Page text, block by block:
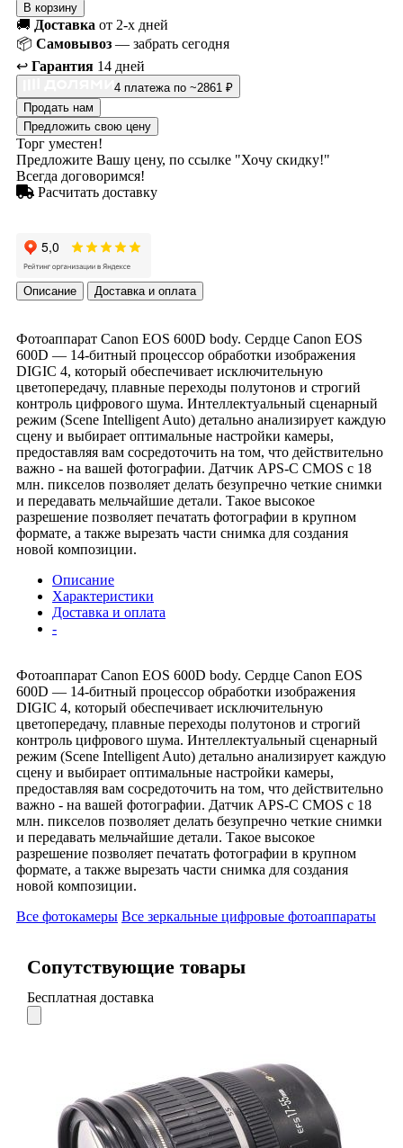
В корзину
🚚 Доставка от 2-х дней
📦 Самовывоз — забрать сегодня
↩️ Гарантия 14 дней
4 платежа по ~2861 ₽
Продать нам
Предложить свою цену
Торг уместен!
Предложите Вашу цену, по ссылке "Хочу скидку!"
Всегда договоримся!
Расчитать доставку
Описание Доставка и оплата
Фотоаппарат Canon EOS 600D body. Сердце Canon EOS
600D — 14-битный процессор обработки изображения
DIGIC 4, который обеспечивает исключительную
цветопередачу, плавные переходы полутонов и строгий
контроль цифрового шума. Интеллектуальный сценарный
режим (Scene Intelligent Auto) детально анализирует каждую
сцену и выбирает оптимальные настройки камеры,
предоставляя вам сосредоточить на том, что действительно
важно - на вашей фотографии. Датчик APS-C CMOS с 18
млн. пикселов позволяет делать безупречно четкие снимки
и передавать мельчайшие детали. Такое высокое
разрешение позволяет печатать фотографии в крупном
формате, а также вырезать части снимка для создания
новой композиции.
Описание
Характеристики
Доставка и оплата
-
Фотоаппарат Canon EOS 600D body. Сердце Canon EOS
600D — 14-битный процессор обработки изображения
DIGIC 4, который обеспечивает исключительную
цветопередачу, плавные переходы полутонов и строгий
контроль цифрового шума. Интеллектуальный сценарный
режим (Scene Intelligent Auto) детально анализирует каждую
сцену и выбирает оптимальные настройки камеры,
предоставляя вам сосредоточить на том, что действительно
важно - на вашей фотографии. Датчик APS-C CMOS с 18
млн. пикселов позволяет делать безупречно четкие снимки
и передавать мельчайшие детали. Такое высокое
разрешение позволяет печатать фотографии в крупном
формате, а также вырезать части снимка для создания
новой композиции.
Все фотокамеры Все зеркальные цифровые фотоаппараты
Сопутствующие товары
Бесплатная доставка